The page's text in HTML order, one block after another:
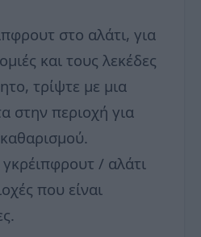
στο αλάτι, για
και τους λεκέδες
τρίψτε με μια
στην περιοχή για
/ αλάτι
που είναι